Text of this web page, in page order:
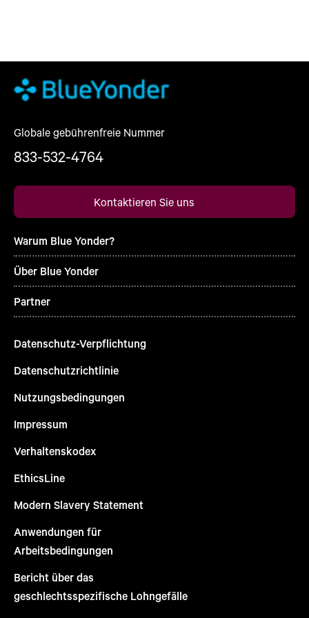
Globale gebührenfreie Nummer
833-532-4764
Kontaktieren Sie uns
Warum Blue Yonder?
Über Blue Yonder
Partner
Datenschutz-Verpflichtung
Datenschutzrichtlinie
Nutzungsbedingungen
Impressum
Verhaltenskodex
EthicsLine
Modern Slavery Statement
Anwendungen für
Arbeitsbedingungen
Bericht über das
geschlechtsspezifische Lohngefälle